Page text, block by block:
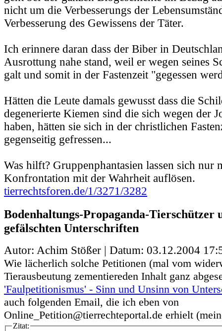
nicht um die Verbesserungs der
Verbesserung des Gewissens der Täter.
Ich erinnere daran dass der Biber in
Ausrottung nahe stand, weil er wegen seines
galt und somit in der Fastenzeit "gegessen
Hätten die Leute damals gewusst dass die
degenerierte Kiemen sind die sich wegen der
haben, hätten sie sich in der christlichen
gegenseitig gefressen...
Was hilft? Gruppenphantasien lassen sich nur
Konfrontation mit der Wahrheit auflösen.
tierrechtsforen.de/1/3271/3282
Bodenhaltungs-Propaganda-Tierschützer
gefälschten Unterschriften
Autor: Achim Stößer | Datum: 03.12.2004
Wie lächerlich solche Petitionen (mal vom
Tierausbeutung zementiereden Inhalt ganz
'Faulpetitionismus' - Sinn und Unsinn von
auch folgenden Email, die ich eben von
Online_Petition@tierrechteportal.de erhielt
Zitat: